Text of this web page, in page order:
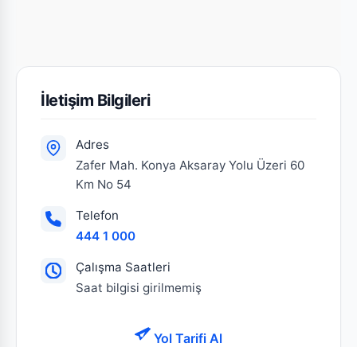
İletişim Bilgileri
Adres
Zafer Mah. Konya Aksaray Yolu Üzeri 60
Km No 54
Telefon
444 1 000
Çalışma Saatleri
Saat bilgisi girilmemiş
Yol Tarifi Al